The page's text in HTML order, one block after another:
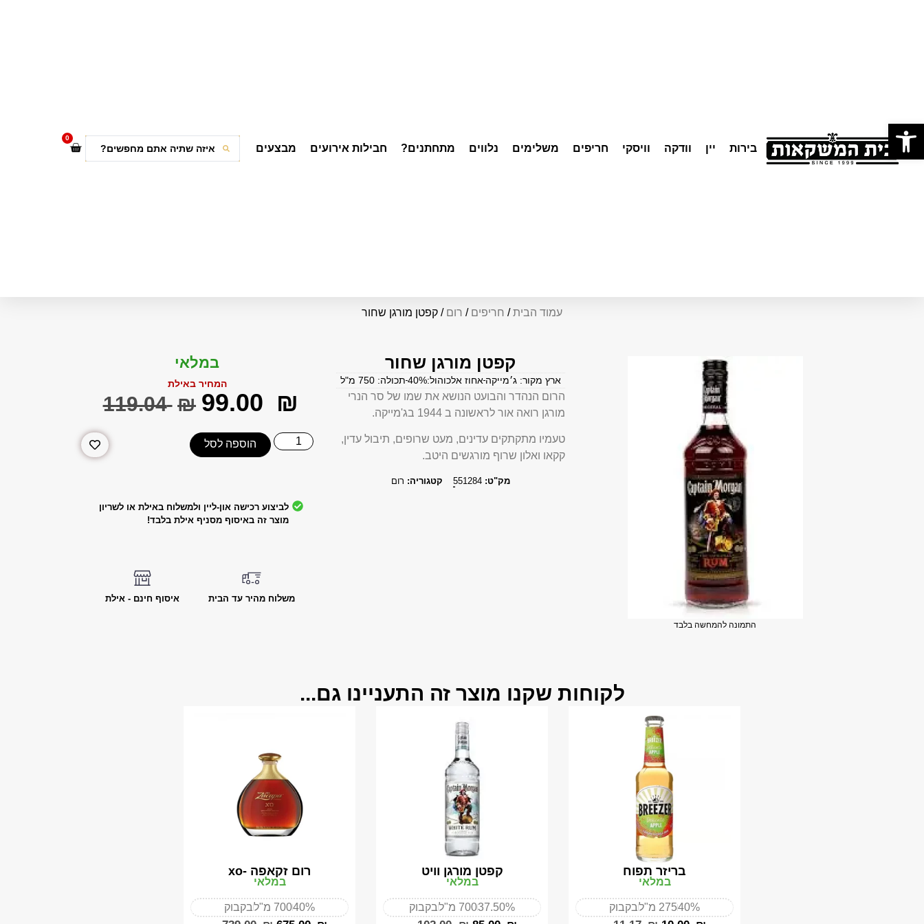
בירות יין וודקה וויסקי חריפים משלימים נלווים מתחתנים? חבילות אירועים מבצעים
0
עמוד הבית/ חריפים / רום / קפטן מורגן שחור
התמונה להמחשה בלבד
קפטן מורגן שחור
ארץ מקור: ג׳מייקהאחוז אלכוהול:40% תכולה: 750 מ"ל
הרום הנהדר והבועט הנושא את שמו של סר הנרי
מורגן רואה אור לראשונה ב 1944 בג'מייקה.
טעמיו מתקתקים עדינים, מעט שרופים, תיבול עדין,
קקאו ואלון שרוף מורגשים היטב.
מק"ט:551284 קטגוריה: רום
במלאי
המחיר באילת
‎119.04 ₪ ‎99.00 ₪
הוספה לסל
לביצוע רכישה און-ליין ולמשלוח באילת או לשריון
מוצר זה באיסוף מסניף אילת בלבד!
משלוח מהיר עד הבית איסוף חינם - אילת
לקוחות שקנו מוצר זה התעניינו גם...
בריזר תפוח
במלאי
40%275 מ"ל בקבוק
קפטן מורגן וויט
במלאי
37.50%700 מ"ל בקבוק
רום זקאפה -xo
במלאי
40%700 מ"ל בקבוק
פתח סרגל נגישות